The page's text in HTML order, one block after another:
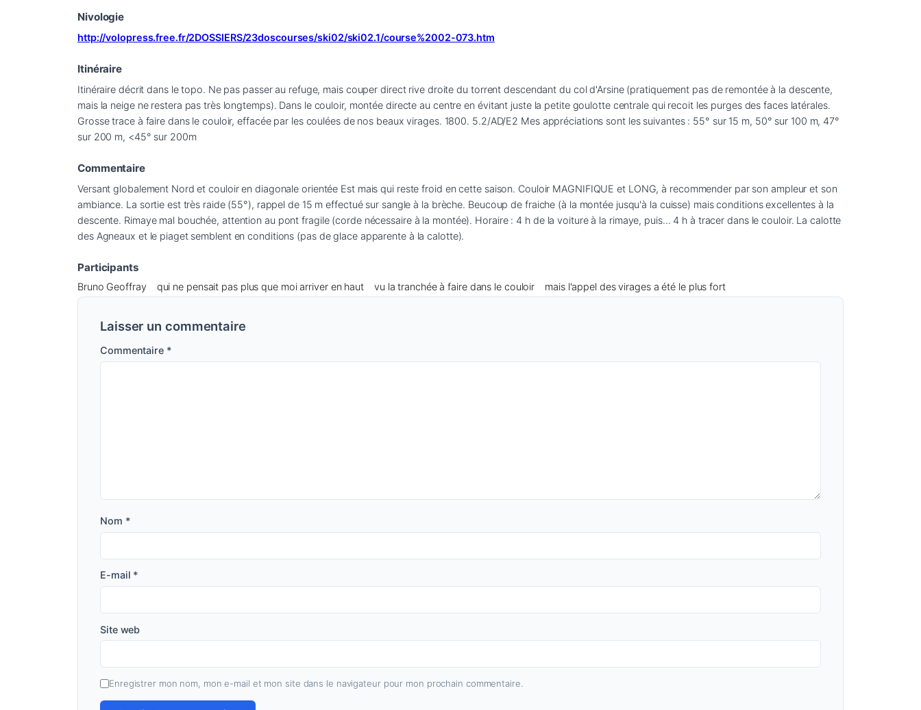
Nivologie
http://volopress.free.fr/2DOSSIERS/23doscourses/ski02/ski02.1/course%2002-073.htm
Itinéraire
Itinéraire décrit dans le topo. Ne pas passer au refuge, mais couper direct rive droite du torrent descendant du col d'Arsine (pratiquement pas de remontée à la descente,
mais la neige ne restera pas très longtemps). Dans le couloir, montée directe au centre en évitant juste la petite goulotte centrale qui recoit les purges des faces latérales.
Grosse trace à faire dans le couloir, effacée par les coulées de nos beaux virages. 1800. 5.2/AD/E2 Mes appréciations sont les suivantes : 55° sur 15 m, 50° sur 100 m, 47°
sur 200 m, <45° sur 200m
Commentaire
Versant globalement Nord et couloir en diagonale orientée Est mais qui reste froid en cette saison. Couloir MAGNIFIQUE et LONG, à recommender par son ampleur et son
ambiance. La sortie est très raide (55°), rappel de 15 m effectué sur sangle à la brèche. Beucoup de fraiche (à la montée jusqu'à la cuisse) mais conditions excellentes à la
descente. Rimaye mal bouchée, attention au pont fragile (corde nécessaire à la montée). Horaire : 4 h de la voiture à la rimaye, puis... 4 h à tracer dans le couloir. La calotte
des Agneaux et le piaget semblent en conditions (pas de glace apparente à la calotte).
Participants
Bruno Geoffray qui ne pensait pas plus que moi arriver en haut vu la tranchée à faire dans le couloir mais l'appel des virages a été le plus fort
Laisser un commentaire
Commentaire *
Nom *
E-mail *
Site web
Enregistrer mon nom, mon e-mail et mon site dans le navigateur pour mon prochain commentaire.